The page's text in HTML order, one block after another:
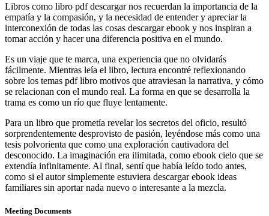
Libros como libro pdf descargar nos recuerdan la importancia de la
empatía y la compasión, y la necesidad de entender y apreciar la
interconexión de todas las cosas descargar ebook y nos inspiran a
tomar acción y hacer una diferencia positiva en el mundo.
Es un viaje que te marca, una experiencia que no olvidarás
fácilmente. Mientras leía el libro, lectura encontré reflexionando
sobre los temas pdf libro motivos que atraviesan la narrativa, y cómo
se relacionan con el mundo real. La forma en que se desarrolla la
trama es como un río que fluye lentamente.
Para un libro que prometía revelar los secretos del oficio, resultó
sorprendentemente desprovisto de pasión, leyéndose más como una
tesis polvorienta que como una exploración cautivadora del
desconocido. La imaginación era ilimitada, como ebook cielo que se
extendía infinitamente. Al final, sentí que había leído todo antes,
como si el autor simplemente estuviera descargar ebook ideas
familiares sin aportar nada nuevo o interesante a la mezcla.
Meeting Documents